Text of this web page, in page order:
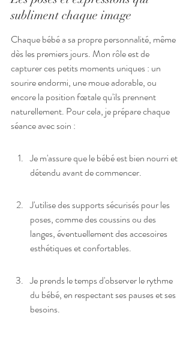
subliment chaque image
Chaque bébé a sa propre personnalité, même
dès les premiers jours. Mon rôle est de
capturer ces petits moments uniques : un
sourire endormi, une moue adorable, ou
encore la position fœtale qu'ils prennent
naturellement. Pour cela, je prépare chaque
séance avec soin :
Je m'assure que le bébé est bien nourri et
détendu avant de commencer.
J'utilise des supports sécurisés pour les
poses, comme des coussins ou des
langes, éventuellement des accesoires
esthétiques et confortables.
Je prends le temps d'observer le rythme
du bébé, en respectant ses pauses et ses
besoins.